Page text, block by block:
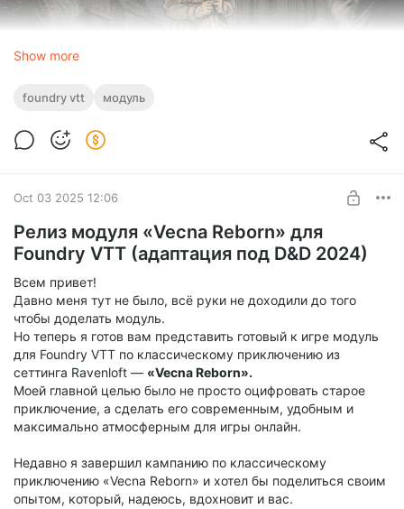
Актуальные статблоки:Все противники в
приключении были переработаны в соответствии с
новыми правилами D&D 2024 года. Теперь бои станут
еще более сбалансированными и интересными!
Show more
foundry vtt модуль
Oct 03 2025 12:06
Релиз модуля «Vecna Reborn» для
Foundry VTT (адаптация под D&D 2024)
Всем привет!
Давно меня тут не было, всё руки не доходили до того
чтобы доделать модуль.
Но теперь я готов вам представить готовый к игре модуль
для Foundry VTT по классическому приключению из
сеттинга Ravenloft — «Vecna Reborn».
Моей главной целью было не просто оцифровать старое
приключение, а сделать его современным, удобным и
максимально атмосферным для игры онлайн.
Недавно я завершил кампанию по классическому
приключению «Vecna Reborn» и хотел бы поделиться своим
опытом, который, надеюсь, вдохновит и вас.